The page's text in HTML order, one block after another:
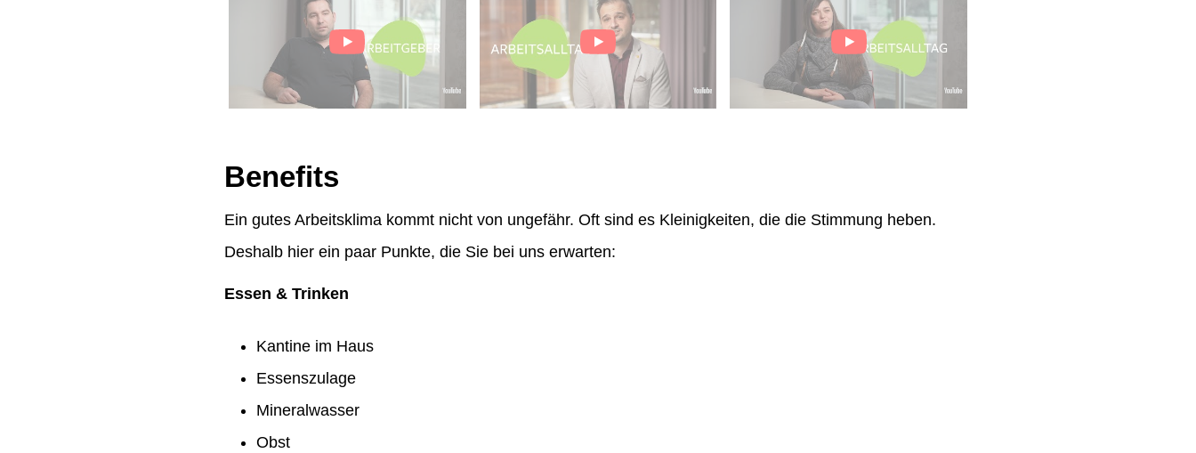
Benefits
Ein gutes Arbeitsklima kommt nicht von ungefähr. Oft sind es Kleinigkeiten, die die Stimmung heben.
Deshalb hier ein paar Punkte, die Sie bei uns erwarten:
Essen & Trinken
Kantine im Haus
Essenszulage
Mineralwasser
Obst